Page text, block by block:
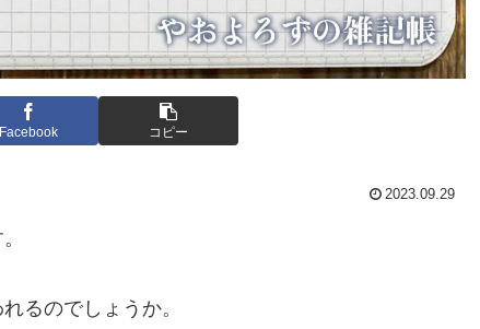
Facebook コピー
2023.09.29
るのでしょうか。